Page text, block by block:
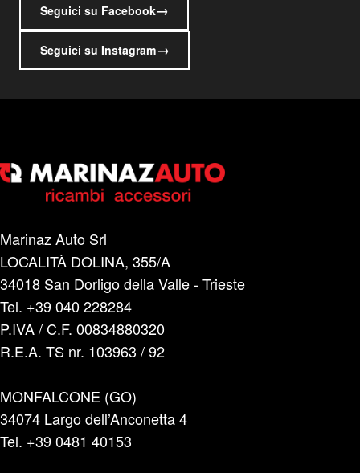
Seguici su Facebook→
Seguici su Instagram→
Marinaz Auto Srl
LOCALITÀ DOLINA, 355/A
34018 San Dorligo della Valle - Trieste
Tel. +39 040 228284
P.IVA / C.F. 00834880320
R.E.A. TS nr. 103963 / 92
MONFALCONE (GO)
34074 Largo dell’Anconetta 4
Tel. +39 0481 40153